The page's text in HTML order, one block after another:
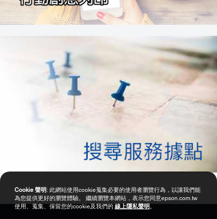
Cookie 聲明 : 此網站使用cookie蒐集必要的使用者瀏覽行為，以讓我們能
為您提供更好的瀏覽體驗。 繼續瀏覽本網站，表示您同意epson.com.tw
使用、蒐集、保留您的cookie及我們的 線上隱私聲明 。